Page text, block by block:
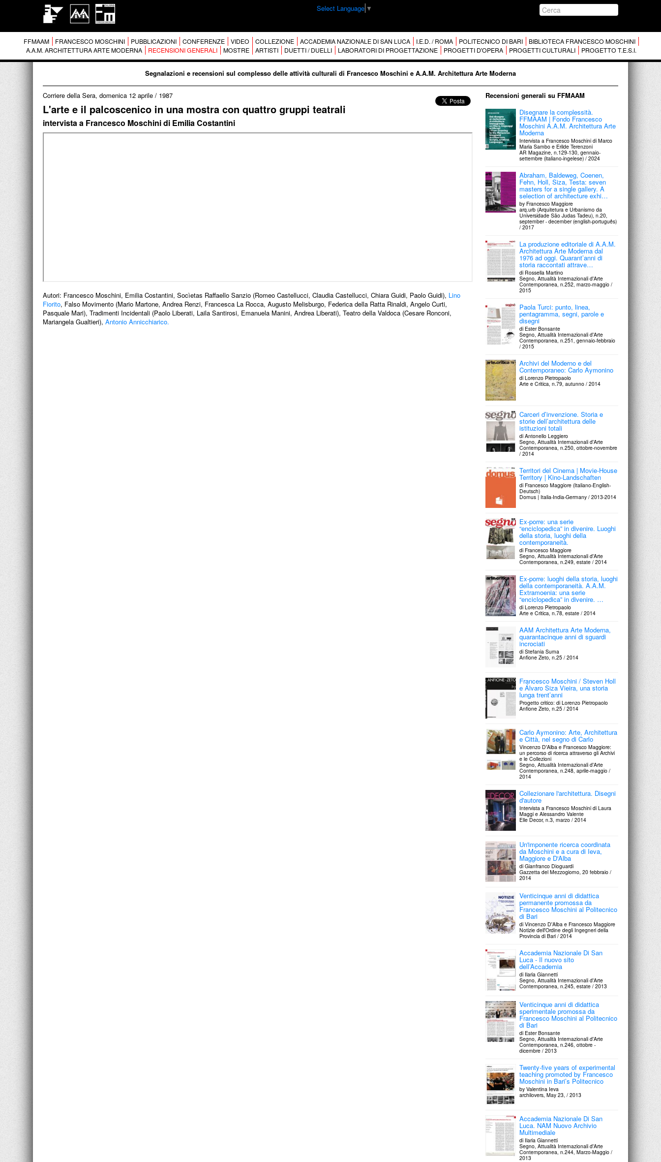
Select Language ▼
FFMAAM FRANCESCO MOSCHINI PUBBLICAZIONI CONFERENZE VIDEO COLLEZIONE ACCADEMIA NAZIONALE DI SAN LUCA I.E.D. / ROMA POLITECNICO DI BARI
BIBLIOTECA FRANCESCO MOSCHINI
A.A.M. ARCHITETTURA ARTE MODERNA
RECENSIONI GENERALI MOSTRE ARTISTI DUETTI / DUELLI LABORATORI DI PROGETTAZIONE PROGETTI D'OPERA PROGETTI CULTURALI PROGETTO T.E.S.I.
Segnalazioni e recensioni sul complesso delle attività culturali di Francesco Moschini e A.A.M. Architettura Arte Moderna
Corriere della Sera, domenica 12 aprile / 1987
L'arte e il palcoscenico in una mostra con quattro gruppi teatrali
intervista a Francesco Moschini di Emilia Costantini
Autori: Francesco Moschini, Emilia Costantini, Socìetas Raffaello Sanzio (Romeo Castellucci, Claudia Castellucci, Chiara Guidi, Paolo Guidi), Lino
Fiorito, Falso Movimento (Mario Martone, Andrea Renzi, Francesca La Rocca, Augusto Melisburgo, Federica della Ratta Rinaldi, Angelo Curti,
Pasquale Mari), Tradimenti Incidentali (Paolo Liberati, Laila Santirosi, Emanuela Manini, Andrea Liberati), Teatro della Valdoca (Cesare Ronconi,
Mariangela Gualtieri), Antonio Annicchiarico.
Recensioni generali su FFMAAM
Disegnare la complessità.
FFMAAM | Fondo Francesco
Moschini A.A.M. Architettura Arte
Moderna
Intervista a Francesco Moschini di Marco
Maria Sambo e Erilde Terenzoni
AR Magazine, n.129-130, gennaio-
settembre (italiano-ingelese) / 2024
Abraham, Baldeweg, Coenen,
Fehn, Holl, Siza, Testa: seven
masters for a single gallery. A
selection of architecture exhi…
by Francesco Maggiore
arq.urb (Arquitetura e Urbanismo da
Universidade São Judas Tadeu), n.20,
september - december (english-português)
/ 2017
La produzione editoriale di A.A.M.
Architettura Arte Moderna dal
1976 ad oggi. Quarant’anni di
storia raccontati attrave…
di Rossella Martino
Segno, Attualità Internazionali d'Arte
Contemporanea, n.252, marzo-maggio /
2015
Paola Turci: punto, linea,
pentagramma, segni, parole e
disegni
di Ester Bonsante
Segno, Attualità Internazionali d'Arte
Contemporanea, n.251, gennaio-febbraio
/ 2015
Archivi del Moderno e del
Contemporaneo: Carlo Aymonino
di Lorenzo Pietropaolo
Arte e Critica, n.79, autunno / 2014
Carceri d’invenzione. Storia e
storie dell’architettura delle
istituzioni totali
di Antonello Leggiero
Segno, Attualità Internazionali d'Arte
Contemporanea, n.250, ottobre-novembre
/ 2014
Territori del Cinema | Movie-House
Territory | Kino-Landschaften
di Francesco Maggiore (Italiano-English-
Deutsch)
Domus | Italia-India-Germany / 2013-2014
Ex-porre: una serie
“enciclopedica” in divenire. Luoghi
della storia, luoghi della
contemporaneità.
di Francesco Maggiore
Segno, Attualità Internazionali d'Arte
Contemporanea, n.249, estate / 2014
Ex-porre: luoghi della storia, luoghi
della contemporaneità. A.A.M.
Extramoenia: una serie
“enciclopedica” in divenire. …
di Lorenzo Pietropaolo
Arte e Critica, n.78, estate / 2014
AAM Architettura Arte Moderna,
quarantacinque anni di sguardi
incrociati
di Stefania Suma
Anfione Zeto, n.25 / 2014
Francesco Moschini / Steven Holl
e Álvaro Siza Vieira, una storia
lunga trent’anni
Progetto critico: di Lorenzo Pietropaolo
Anfione Zeto, n.25 / 2014
Carlo Aymonino: Arte, Architettura
e Città, nel segno di Carlo
Vincenzo D'Alba e Francesco Maggiore:
un percorso di ricerca attraverso gli Archivi
e le Collezioni
Segno, Attualità Internazionali d'Arte
Contemporanea, n.248, aprile-maggio /
2014
Collezionare l'architettura. Disegni
d'autore
Intervista a Francesco Moschini di Laura
Maggi e Alessandro Valente
Elle Decor, n.3, marzo / 2014
Un'imponente ricerca coordinata
da Moschini e a cura di Ieva,
Maggiore e D'Alba
di Gianfranco Dioguardi
Gazzetta del Mezzogiorno, 20 febbraio /
2014
Venticinque anni di didattica
permanente promossa da
Francesco Moschini al Politecnico
di Bari
di Vincenzo D'Alba e Francesco Maggiore
Notizie dell'Ordine degli Ingegneri della
Provincia di Bari / 2014
Accademia Nazionale Di San
Luca - Il nuovo sito
dell’Accademia
di Ilaria Giannetti
Segno, Attualità Internazionali d'Arte
Contemporanea, n.245, estate / 2013
Venticinque anni di didattica
sperimentale promossa da
Francesco Moschini al Politecnico
di Bari
di Ester Bonsante
Segno, Attualità Internazionali d'Arte
Contemporanea, n.246, ottobre -
dicembre / 2013
Twenty-five years of experimental
teaching promoted by Francesco
Moschini in Bari’s Politecnico
by Valentina Ieva
archilovers, May 23, / 2013
Accademia Nazionale Di San
Luca. NAM Nuovo Archivio
Multimediale
di Ilaria Giannetti
Segno, Attualità Internazionali d'Arte
Contemporanea, n.244, Marzo-Maggio /
2013